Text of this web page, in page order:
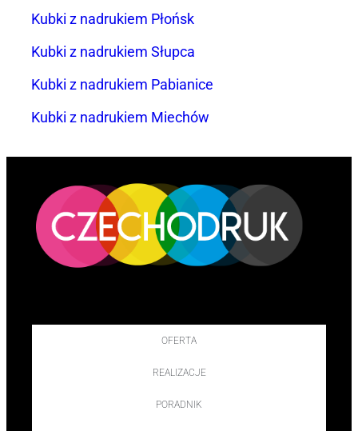
Kubki z nadrukiem Płońsk
Kubki z nadrukiem Słupca
Kubki z nadrukiem Pabianice
Kubki z nadrukiem Miechów
OFERTA
REALIZACJE
PORADNIK